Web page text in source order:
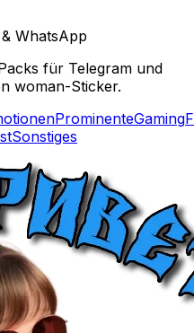
WhatsApp
für Telegram und
woman-Sticker.
ProminenteGaming
Sonstiges